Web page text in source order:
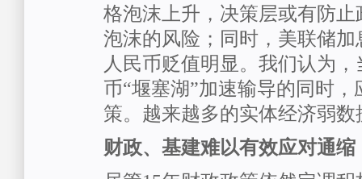
格泡沫上升，决策层或有防
泡沫的风险；同时，美联储
人民币贬值明显。我们认为
币“堰塞湖”加速输导的同时
策。越来越多的实体经济弱
财政、基建难以有效应对通缩